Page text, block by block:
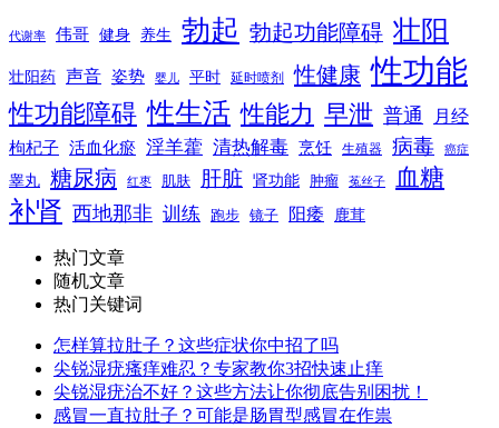
代谢率 伟哥 健身 养生 勃起 勃起功能障碍 壮阳
壮阳药 声音 姿势 婴儿 平时 延时喷剂 性健康 性功能
性功能障碍 性生活 性能力 早泄 普通 月经
枸杞子 活血化瘀 淫羊藿 清热解毒 烹饪 生殖器 病毒 癌症
睾丸 糖尿病 红枣 肌肤 肝脏 肾功能 肿瘤 菟丝子 血糖
补肾 西地那非 训练 跑步 镜子 阳痿 鹿茸
热门文章
随机文章
热门关键词
怎样算拉肚子？这些症状你中招了吗
尖锐湿疣瘙痒难忍？专家教你3招快速止痒
尖锐湿疣治不好？这些方法让你彻底告别困扰！
感冒一直拉肚子？可能是肠胃型感冒在作祟